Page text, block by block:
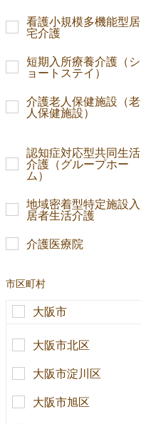
看護小規模多機能型居
宅介護
短期入所療養介護（シ
ョートステイ）
介護老人保健施設（老
人保健施設）
認知症対応型共同生活
介護（グループホー
ム）
地域密着型特定施設入
居者生活介護
介護医療院
市区町村
大阪市
大阪市北区
大阪市淀川区
大阪市旭区